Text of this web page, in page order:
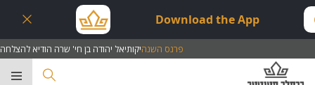
Download the App
פרנס השנהיקותיאל יהודה בן חי' שרה הודיא להצלחה